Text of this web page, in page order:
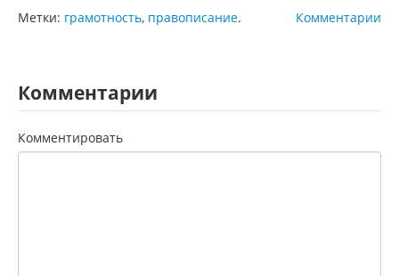
Комментарии
Метки: грамотность, правописание.
Комментарии
Комментировать